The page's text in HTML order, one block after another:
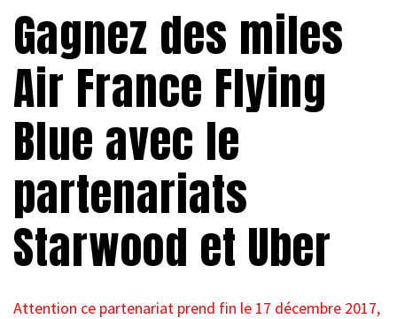
Gagnez des miles
Air France Flying
Blue avec le
partenariats
Starwood et Uber
Attention ce partenariat prend fin le 17 décembre 2017,